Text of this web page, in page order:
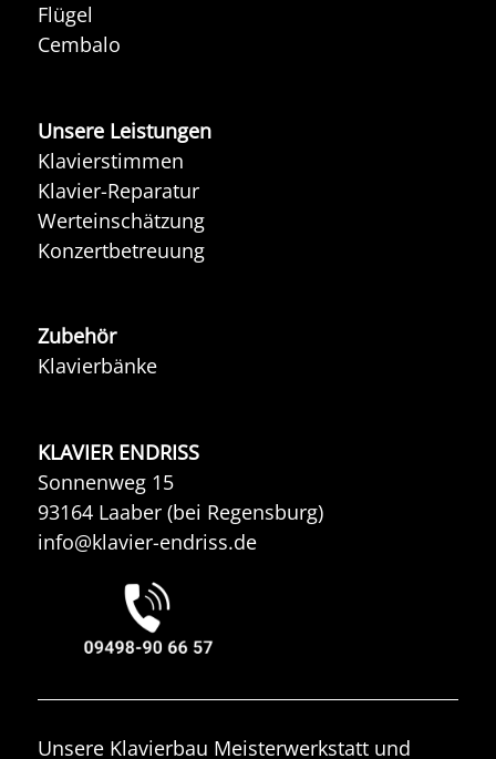
Flügel
Cembalo
Unsere Leistungen
Klavierstimmen
Klavier-Reparatur
Werteinschätzung
Konzertbetreuung
Zubehör
Klavierbänke
KLAVIER ENDRISS
Sonnenweg 15
93164 Laaber (bei Regensburg)
info@klavier-endriss.de
Unsere Klavierbau Meisterwerkstatt und